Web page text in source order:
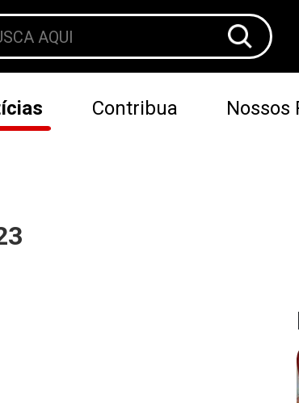
Contribua Nossos